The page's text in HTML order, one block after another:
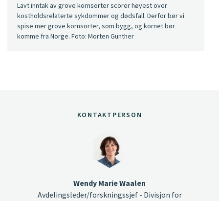
Lavt inntak av grove kornsorter scorer høyest over
kostholdsrelaterte sykdommer og dødsfall. Derfor bør vi
spise mer grove kornsorter, som bygg, og kornet bør
komme fra Norge. Foto: Morten Günther
KONTAKTPERSON
Wendy Marie Waalen
Avdelingsleder/forskningssjef - Divisjon for